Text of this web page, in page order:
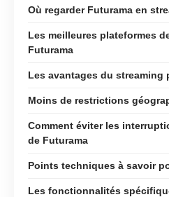
Où regarder Futurama en
Les meilleures plateformes
Futurama
Les avantages du streaming
Moins de restrictions
Comment éviter les
de Futurama
Points techniques à savoir
Les fonctionnalités